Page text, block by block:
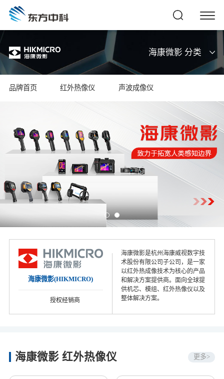
海康微影 分类
品牌首页 红外热像仪 声波成像仪
海康微影(HIKMICRO)
授权经销商
海康微影是杭州海康威视数字技
术股份有限公司子公司，是一家
以红外热成像技术为核心的产品
和解决方案提供商。面向全球提
供机芯、模组、红外热像仪以及
整体解决方案。
海康微影 红外热像仪 更多>